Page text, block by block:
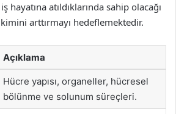
hayatına atıldıklarında sahip olacağı
arttırmayı hedeflemektedir.
Açıklama
Hücre yapısı, organeller, hücresel
bölünme ve solunum süreçleri.